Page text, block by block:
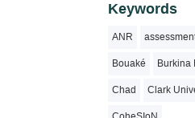
Keywords
ANR
Bouaké Burkina
Chad Clark